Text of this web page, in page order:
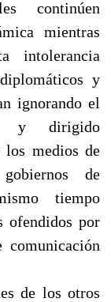
continúen
mientras
intolerancia
y
ignorando el
y dirigido
los medios de
de
tiempo
ofendidos por
comunicación
de los otros